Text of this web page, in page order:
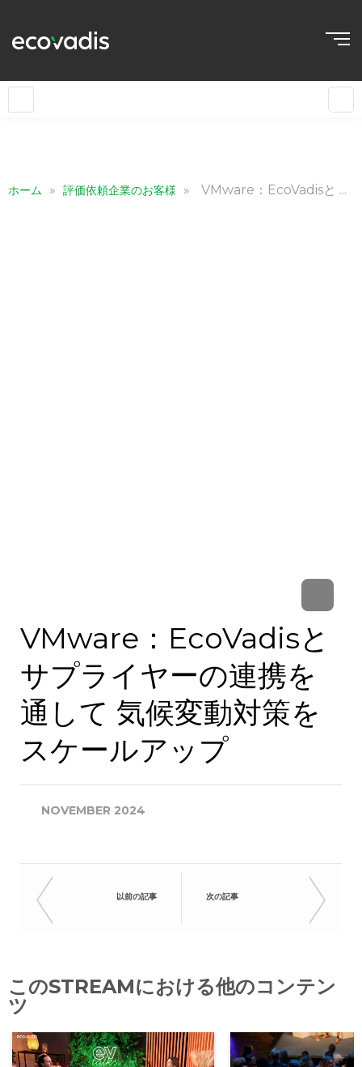
ホーム » 評価依頼企業のお客様 » VMware：EcoVadisと サプライヤーの連携を通して 気候変動対策をスケールアップ
VMware：EcoVadisと
サプライヤーの連携を
通して 気候変動対策を
スケールアップ
NOVEMBER 2024
以前の記事 次の記事
このSTREAMにおける他のコンテン
ツ